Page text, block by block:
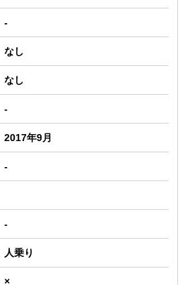
-
なし
なし
-
2017年9月
-
-
人乗り
×